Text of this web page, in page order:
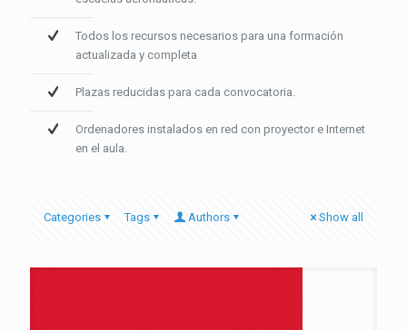
Todos los recursos necesarios para una formación
actualizada y completa
Plazas reducidas para cada convocatoria.
Ordenadores instalados en red con proyector e Internet
en el aula.
Categories Tags Authors Show all